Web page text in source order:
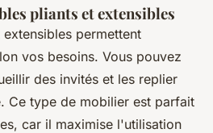
pliants et extensibles
extensibles permettent
vos besoins. Vous pouvez
des invités et les replier
Ce type de mobilier est parfait
car il maximise l'utilisation